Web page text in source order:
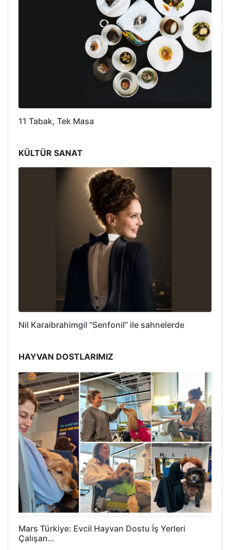
11 Tabak, Tek Masa
KÜLTÜR SANAT
Nil Karaibrahimgil “Senfonil” ile sahnelerde
HAYVAN DOSTLARIMIZ
Mars Türkiye: Evcil Hayvan Dostu İş Yerleri
Çalışan…